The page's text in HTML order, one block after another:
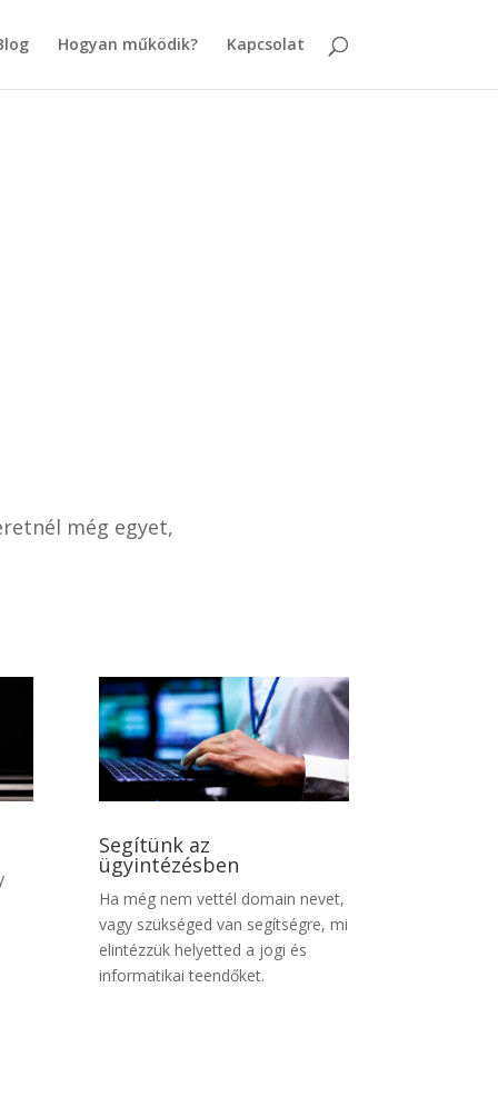
Hogyan működik? Kapcsolat
még egyet,
Segítünk az
ügyintézésben
Ha még nem vettél domain nevet,
vagy szükséged van segítségre, mi
elintézzük helyetted a jogi és
informatikai teendőket.